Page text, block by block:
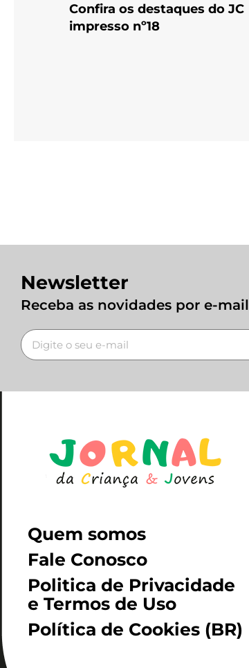
Confira os destaques do JC
impresso nº18
Newsletter
Receba as novidades por e-mail
Quem somos
Fale Conosco
Politica de Privacidade
e Termos de Uso
Política de Cookies (BR)